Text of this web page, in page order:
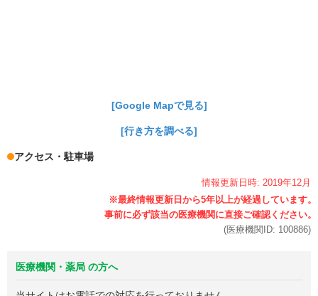
[Google Mapで見る]
[行き方を調べる]
アクセス・駐車場
情報更新日時: 2019年12月
(医療機関ID: 100886)
医療機関・薬局 の方へ